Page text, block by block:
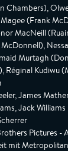
Chambers),
(Frank
MacNeill
Murtagh
Réginal Kudiwu
James
Jack Williams
Pictures -
mit